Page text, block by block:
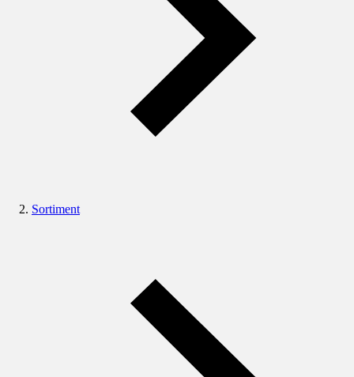
Sortiment